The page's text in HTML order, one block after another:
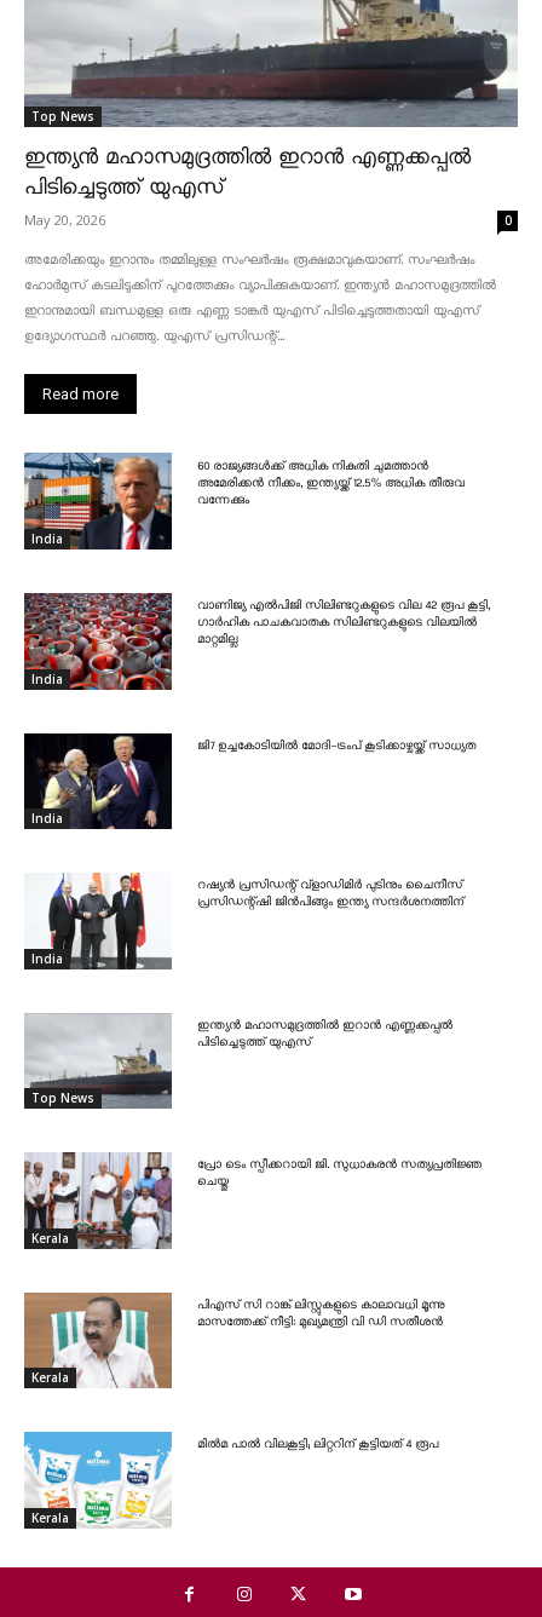
Top News
ഇന്ത്യൻ മഹാസമുദ്രത്തിൽ ഇറാൻ എണ്ണക്കപ്പൽ
പിടിച്ചെടുത്ത് യുഎസ്
May 20, 2026 0
അമേരിക്കയും ഇറാനും തമ്മിലുള്ള സംഘർഷം രൂക്ഷമാവുകയാണ്. സംഘർഷം
ഹോർമുസ് കടലിടുക്കിന് പുറത്തേക്കും വ്യാപിക്കുകയാണ്. ഇന്ത്യൻ മഹാസമുദ്രത്തിൽ
ഇറാനുമായി ബന്ധമുള്ള ഒരു എണ്ണ ടാങ്കർ യുഎസ് പിടിച്ചെടുത്തതായി യുഎസ്
ഉദ്യോഗസ്ഥർ പറഞ്ഞു. യുഎസ് പ്രസിഡന്റ്...
Read more
India
60 രാജ്യങ്ങൾക്ക് അധിക നികുതി ചുമത്താൻ
അമേരിക്കൻ നീക്കം, ഇന്ത്യയ്ക്ക് 12.5% അധിക തീരുവ
വന്നേക്കും
India
വാണിജ്യ എൽപിജി സിലിണ്ടറുകളുടെ വില 42 രൂപ കൂട്ടി,
ഗാർഹിക പാചകവാതക സിലിണ്ടറുകളുടെ വിലയിൽ
മാറ്റമില്ല
India
ജി7 ഉച്ചകോടിയിൽ മോദി-ട്രംപ് കൂടിക്കാഴ്ചയ്ക്ക് സാധ്യത
India
റഷ്യൻ പ്രസിഡന്റ് വ്‌ളാഡിമിർ പുടിനും ചൈനീസ്
പ്രസിഡന്റ്ഷി ജിൻപിങ്ങും ഇന്ത്യ സന്ദർശനത്തിന്
Top News
ഇന്ത്യൻ മഹാസമുദ്രത്തിൽ ഇറാൻ എണ്ണക്കപ്പൽ
പിടിച്ചെടുത്ത് യുഎസ്
Kerala
പ്രോ ടെം സ്പീക്കറായി ജി. സുധാകരൻ സത്യപ്രതിജ്ഞ
ചെയ്തു
Kerala
പിഎസ് സി റാങ്ക് ലിസ്റ്റുകളുടെ കാലാവധി മൂന്നു
മാസത്തേക്ക് നീട്ടി: മുഖ്യമന്ത്രി വി ഡി സതീശൻ
Kerala
മിൽമ പാൽ വിലകൂട്ടി; ലിറ്ററിന് കൂട്ടിയത് 4 രൂപ